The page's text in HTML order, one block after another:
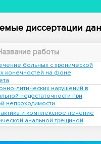
диссертации
работы
больных с хронической
конечностей на фоне
литических нарушений в
недостаточности при
непроходимости
и комплексное лечение
анальной трещиной